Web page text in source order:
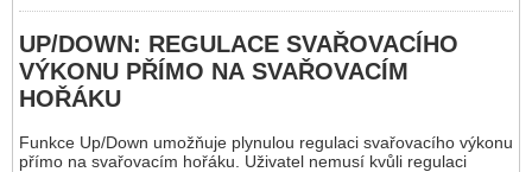
UP/DOWN: REGULACE SVAŘOVACÍHO
VÝKONU PŘÍMO NA SVAŘOVACÍM
HOŘÁKU
Funkce Up/Down umožňuje plynulou regulaci svařovacího výkonu
přímo na svařovacím hořáku. Uživatel nemusí kvůli regulaci